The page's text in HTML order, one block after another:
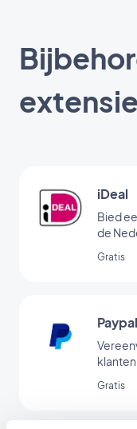
iDeal
Bied
de
Gratis
Paypal
klanten
Gratis